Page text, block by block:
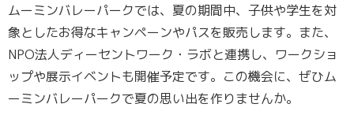
ムーミンバレーパークでは、夏の期間中、子供や学生を対
象としたお得なキャンペーンやパスを販売します。また、
NPO法人ディーセントワーク・ラボと連携し、ワークショ
ップや展示イベントも開催予定です。この機会に、ぜひム
ーミンバレーパークで夏の思い出を作りませんか。